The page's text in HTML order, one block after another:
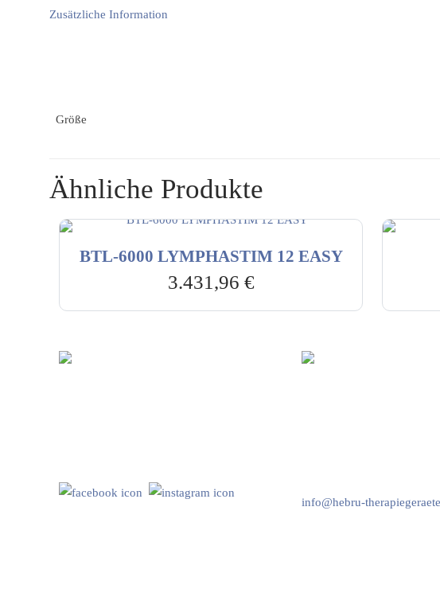
Zusätzliche Information
Größe
Ähnliche Produkte
BTL-6000 LYMPHASTIM 12 EASY
3.431,96 €
info@hebru-